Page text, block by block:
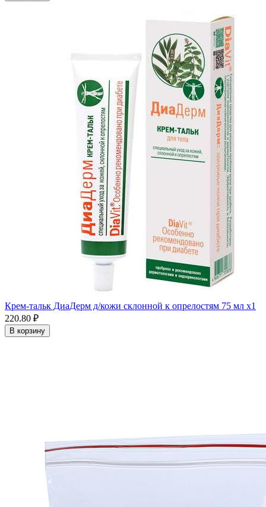
Крем-тальк ДиаДерм д/кожи склонной к опрелостям 75 мл x1
220.80 ₽
В корзину